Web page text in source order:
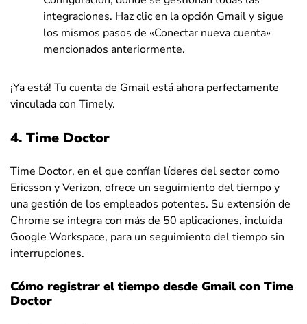
integraciones. Haz clic en la opción Gmail y sigue
los mismos pasos de «Conectar nueva cuenta»
mencionados anteriormente.
¡Ya está! Tu cuenta de Gmail está ahora perfectamente
vinculada con Timely.
4. Time Doctor
Time Doctor, en el que confían líderes del sector como
Ericsson y Verizon, ofrece un seguimiento del tiempo y
una gestión de los empleados potentes. Su extensión de
Chrome se integra con más de 50 aplicaciones, incluida
Google Workspace, para un seguimiento del tiempo sin
interrupciones.
Cómo registrar el tiempo desde Gmail con Time
Doctor